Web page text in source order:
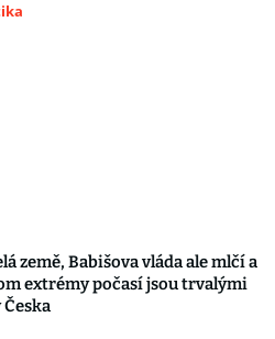
země, Babišova vláda ale mlčí a
extrémy počasí jsou trvalými